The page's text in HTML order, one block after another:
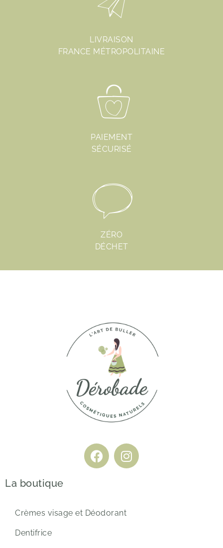
LIVRAISON
FRANCE MÉTROPOLITAINE
PAIEMENT
SÉCURISÉ
ZÉRO
DÉCHET
La boutique
Crèmes visage et Déodorant
Dentifrice